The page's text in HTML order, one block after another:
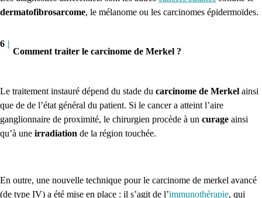
dermatofibrosarcome, le mélanome ou les carcinomes épidermoïdes.
6 |
Comment traiter le carcinome de Merkel ?
Le traitement instauré dépend du stade du carcinome de Merkel ainsi
que de de l’état général du patient. Si le cancer a atteint l’aire
ganglionnaire de proximité, le chirurgien procède à un curage ainsi
qu’à une irradiation de la région touchée.
En outre, une nouvelle technique pour le carcinome de merkel avancé
(de type IV) a été mise en place : il s’agit de l’immunothérapie, qui